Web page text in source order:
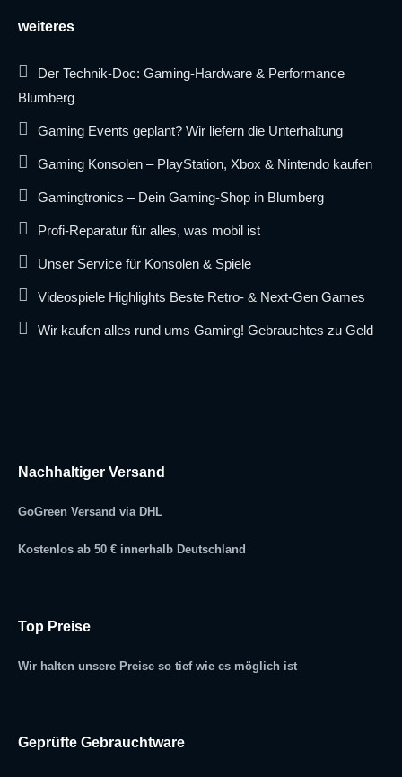
weiteres
Der Technik-Doc: Gaming-Hardware & Performance
Blumberg
Gaming Events geplant? Wir liefern die Unterhaltung
Gaming Konsolen – PlayStation, Xbox & Nintendo kaufen
Gamingtronics – Dein Gaming-Shop in Blumberg
Profi-Reparatur für alles, was mobil ist
Unser Service für Konsolen & Spiele
Videospiele Highlights Beste Retro- & Next-Gen Games
Wir kaufen alles rund ums Gaming! Gebrauchtes zu Geld
Nachhaltiger Versand
GoGreen Versand via DHL
Kostenlos ab 50 € innerhalb Deutschland
Top Preise
Wir halten unsere Preise so tief wie es möglich ist
Geprüfte Gebrauchtware